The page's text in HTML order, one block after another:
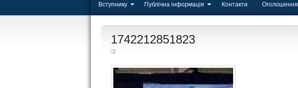
Вступнику Публічна інформація Контакти Оголошення
20
1742212851823